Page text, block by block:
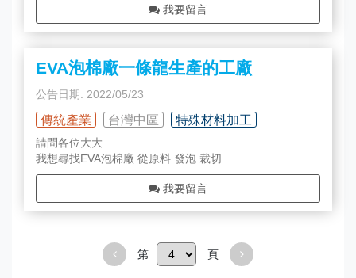
我要留言
EVA泡棉廠一條龍生產的工廠
公告日期: 2022/05/23
傳統產業 台灣中區 特殊材料加工
請問各位大大
我想尋找EVA泡棉廠 從原料 發泡 裁切
一條龍生產的工廠 謝謝
我要留言
第 頁